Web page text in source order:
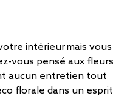
intérieur mais vous
vous pensé aux fleurs
aucun entretien tout
florale dans un esprit